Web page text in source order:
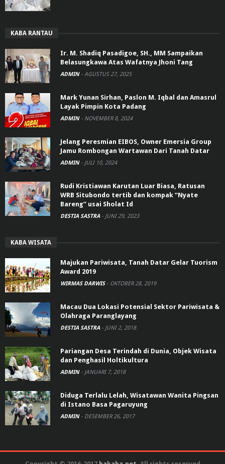
KABA RANTAU
Ir. M. Shadiq Pasadigoe, SH., MM Sampaikan
Belasungkawa Atas Wafatnya Jhoni Tang
ADMIN - AGUSTUS 27, 2025
Mark Yunan Sirhan, Paslon M. Iqbal dan Amasrul
Layak Pimpin Kota Padang
ADMIN - NOVEMBER 8, 2024
Jelang Peresmian EIBOS, Owner Emersia Group
Jamu Rombongan Wartawan Dari Tanah Datar
ADMIN - JULI 10, 2024
Rudi Kristiawan Karutan Luar Biasa, Ratusan
WRB Situbondo tertib dan kompak “Nyate
Bareng” usai Sholat Id
DESTIA SASTRA - JUNI 29, 2023
KABA WISATA
Majukan Pariwisata, Tanah Datar Gelar Tuorism
Award 2019
WIRMAS DARWIS - OKTOBER 28, 2019
Macau Dua Lokasi Potensial Sektor Pariwisata &
Olahraga Paranglayang
DESTIA SASTRA - JUNI 2, 2018
Pariangan Desa Terindah di Dunia, Objek Wisata
dan Penghasil Holtikultura
ADMIN - JANUARI 7, 2018
Diduga Terlalu Lelah, Wisatawan Wanita Pingsan
di Istano Basa Pagaruyung
ADMIN - DESEMBER 26, 2017